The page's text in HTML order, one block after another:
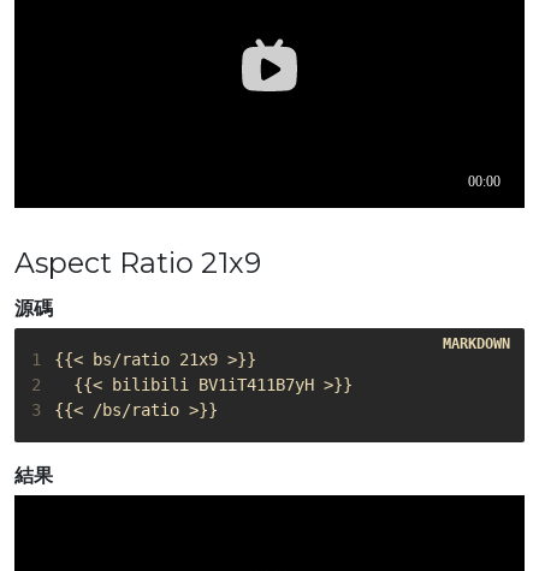
Aspect Ratio 21x9
源碼
1
2
3
{{< /bs/ratio >}}
結果